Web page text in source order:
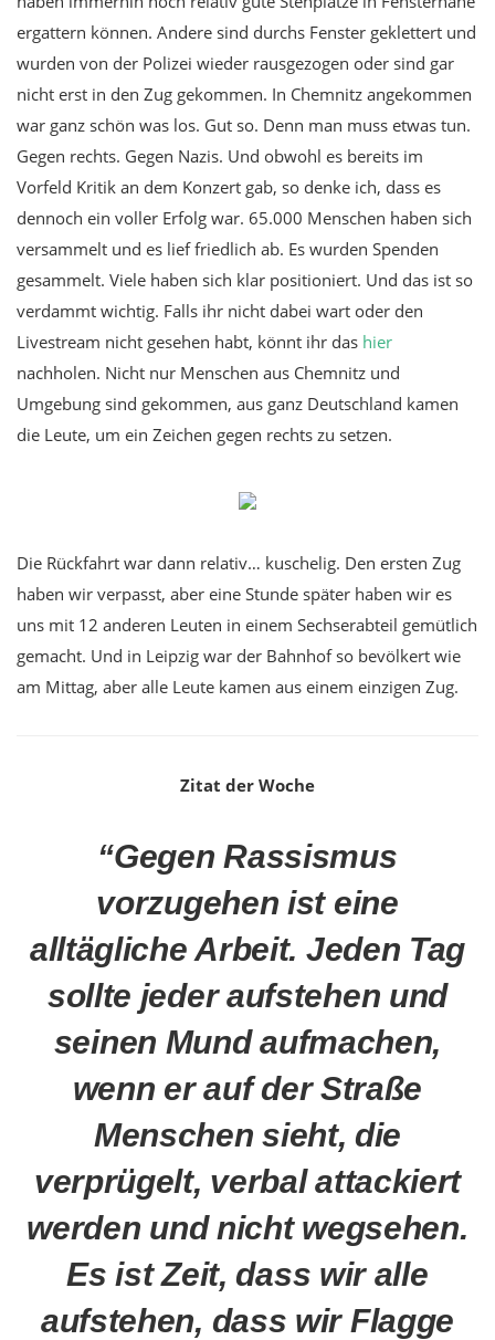
ergattern können. Andere sind durchs Fenster geklettert und
wurden von der Polizei wieder rausgezogen oder sind gar
nicht erst in den Zug gekommen. In Chemnitz angekommen
war ganz schön was los. Gut so. Denn man muss etwas tun.
Gegen rechts. Gegen Nazis. Und obwohl es bereits im
Vorfeld Kritik an dem Konzert gab, so denke ich, dass es
dennoch ein voller Erfolg war. 65.000 Menschen haben sich
versammelt und es lief friedlich ab. Es wurden Spenden
gesammelt. Viele haben sich klar positioniert. Und das ist so
verdammt wichtig. Falls ihr nicht dabei wart oder den
Livestream nicht gesehen habt, könnt ihr das hier
nachholen. Nicht nur Menschen aus Chemnitz und
Umgebung sind gekommen, aus ganz Deutschland kamen
die Leute, um ein Zeichen gegen rechts zu setzen.
Die Rückfahrt war dann relativ… kuschelig. Den ersten Zug
haben wir verpasst, aber eine Stunde später haben wir es
uns mit 12 anderen Leuten in einem Sechserabteil gemütlich
gemacht. Und in Leipzig war der Bahnhof so bevölkert wie
am Mittag, aber alle Leute kamen aus einem einzigen Zug.
Zitat der Woche
“Gegen Rassismus
vorzugehen ist eine
alltägliche Arbeit. Jeden Tag
sollte jeder aufstehen und
seinen Mund aufmachen,
wenn er auf der Straße
Menschen sieht, die
verprügelt, verbal attackiert
werden und nicht wegsehen.
Es ist Zeit, dass wir alle
aufstehen, dass wir Flagge